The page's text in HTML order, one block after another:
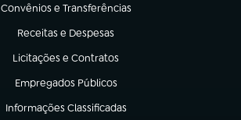
Convênios e Transferências
(abre em nova aba)
Receitas e Despesas
(abre em nova aba)
Licitações e Contratos
(abre em nova aba)
Empregados Públicos
(abre em nova aba)
Informações Classificadas
(abre em nova aba)